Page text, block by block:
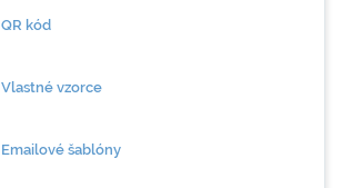
QR kód
Vlastné vzorce
Emailové šablóny